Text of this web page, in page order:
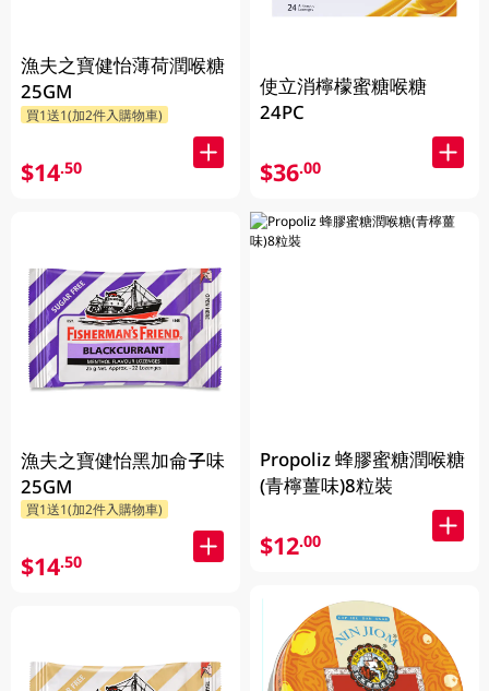
漁夫之寶健怡薄荷潤喉糖
25GM
買1送1(加2件入購物車)
$14.50
漁夫之寶健怡黑加侖子味
25GM
買1送1(加2件入購物車)
$14.50
使立消檸檬蜜糖喉糖
24PC
$36.00
Propoliz 蜂膠蜜糖潤喉糖
(青檸薑味)8粒裝
$12.00